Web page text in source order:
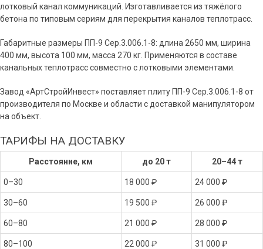
лотковый канал коммуникаций. Изготавливается из тяжёлого
бетона по типовым сериям для перекрытия каналов теплотрасс.
Габаритные размеры ПП-9 Сер.3.006.1-8: длина 2650 мм, ширина
400 мм, высота 100 мм, масса 270 кг. Применяются в составе
канальных теплотрасс совместно с лотковыми элементами.
Завод «АртСтройИнвест» поставляет плиту ПП-9 Сер.3.006.1-8 от
производителя по Москве и области с доставкой манипулятором
на объект.
ТАРИФЫ НА ДОСТАВКУ
Расстояние, км до 20 т 20–44 т
0–30 18 000 ₽ 24 000 ₽
30–60 19 500 ₽ 26 000 ₽
60–80 21 000 ₽ 28 000 ₽
80–100 22 000 ₽ 31 000 ₽